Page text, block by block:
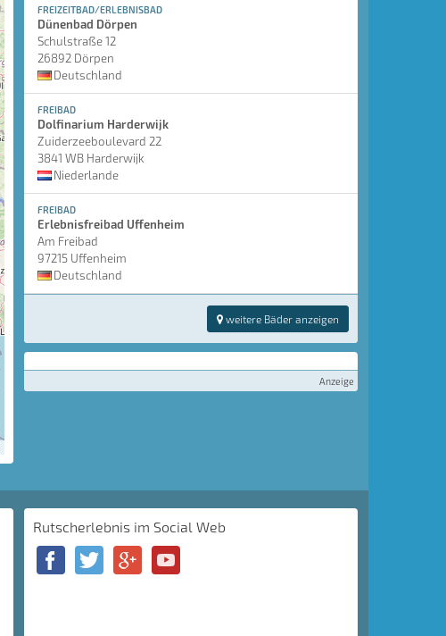
FREIZEITBAD/ERLEBNISBAD
Dünenbad Dörpen
Schulstraße 12
26892 Dörpen
Deutschland
FREIBAD
Dolfinarium Harderwijk
Zuiderzeeboulevard 22
3841 WB Harderwijk
Niederlande
FREIBAD
Erlebnisfreibad Uffenheim
Am Freibad
97215 Uffenheim
Deutschland
weitere Bäder anzeigen
Anzeige
Rutscherlebnis im Social Web